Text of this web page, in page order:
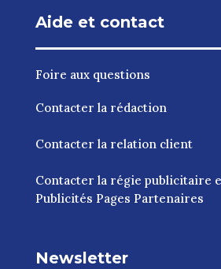
Aide et contact
Foire aux questions
Contacter la rédaction
Contacter la relation client
Contacter la régie publicitaire
Publicités Pages Partenaires
Newsletter